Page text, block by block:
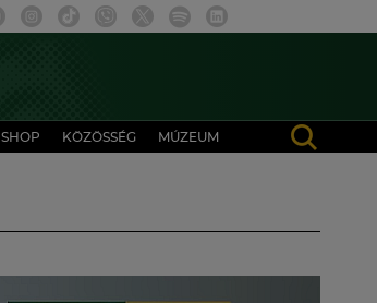
SHOP KÖZÖSSÉG MÚZEUM